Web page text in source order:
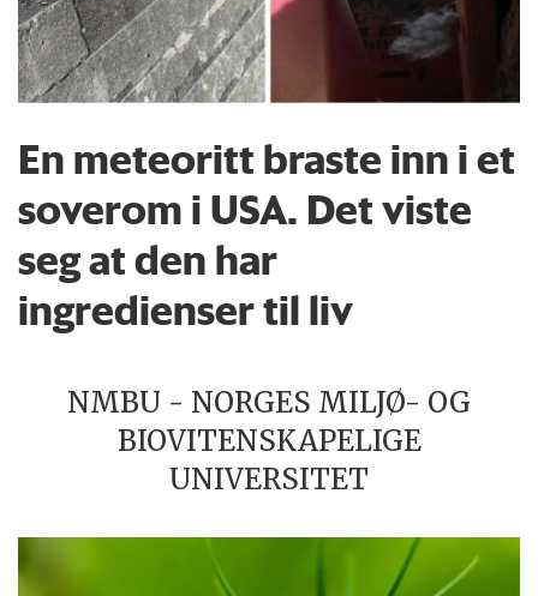
En meteoritt braste inn i et
soverom i USA. Det viste
seg at den har
ingredienser til liv
NMBU - NORGES MILJØ- OG
BIOVITENSKAPELIGE
UNIVERSITET